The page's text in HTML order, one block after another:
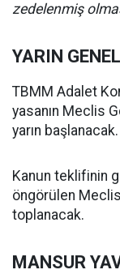
zedelenmiş
YARIN
TBMM Adalet
yasanın Meclis
yarın başlanacak.
Kanun teklifinin
öngörülen
toplanacak.
MANSUR